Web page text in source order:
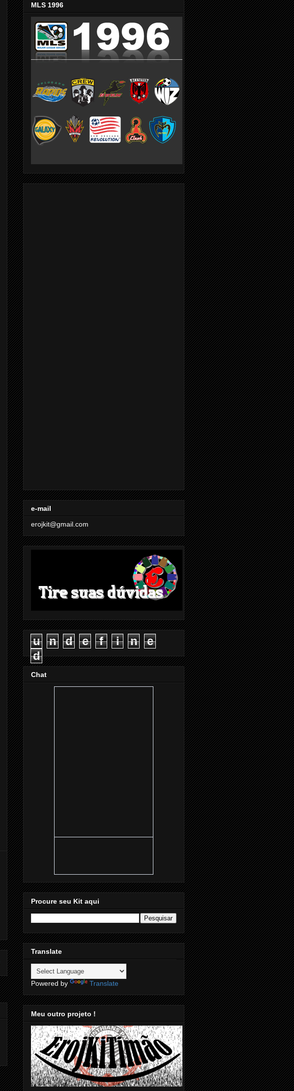
MLS 1996
e-mail
erojkit@gmail.com
u n d e f i n
e
d
Chat
Procure seu Kit aqui
Translate
Powered by Translate
Meu outro projeto !